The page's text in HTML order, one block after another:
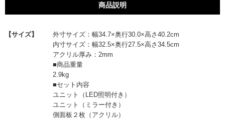
商品説明
【サイズ】
外寸サイズ：幅34.7×奥行30.0×高さ40.2cm
内寸サイズ：幅32.5×奥行27.5×高さ34.5cm
アクリル厚み：2mm
■商品重量
2.9kg
■セット内容
ユニット（LED照明付き）
ユニット（ミラー付き）
側面板２枚（アクリル）